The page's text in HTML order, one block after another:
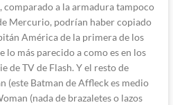
comparado a la armadura tampoco
Mercurio, podrían haber copiado
América de la primera de los
lo más parecido a como es en los
de TV de Flash. Y el resto de
(este Batman de Affleck es medio
(nada de brazaletes o lazos